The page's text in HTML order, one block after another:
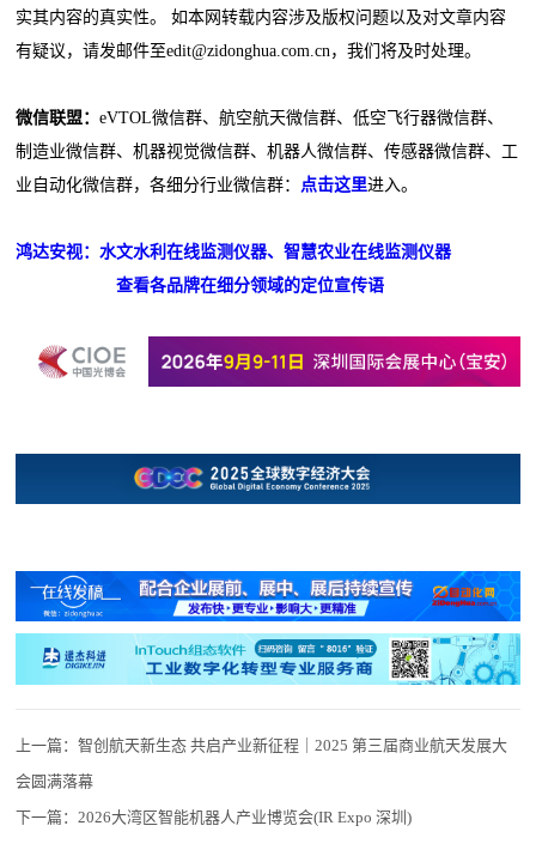
实其内容的真实性。 如本网转载内容涉及版权问题以及对文章内容
有疑议，请发邮件至edit@zidonghua.com.cn，我们将及时处理。
微信联盟：eVTOL微信群、航空航天微信群、低空飞行器微信群、
制造业微信群、机器视觉微信群、机器人微信群、传感器微信群、工
业自动化微信群，各细分行业微信群： 点击这里进入。
鸿达安视：水文水利在线监测仪器、智慧农业在线监测仪器
查看各品牌在细分领域的定位宣传语
上一篇：智创航天新生态 共启产业新征程｜2025 第三届商业航天发展大
会圆满落幕
下一篇：2026大湾区智能机器人产业博览会(IR Expo 深圳)